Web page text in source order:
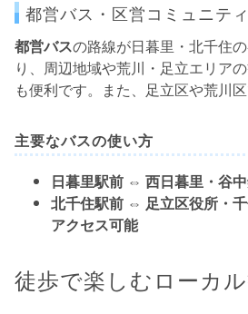
都営バス・区営コミュニテ
都営バスの路線が日暮里・北千住
り、周辺地域や荒川・足立エリア
も便利です。また、足立区や荒川
主要なバスの使い方
日暮里駅前 ⇔ 西日暮里・谷中
北千住駅前 ⇔ 足立区役所・千
アクセス可能
徒歩で楽しむローカ